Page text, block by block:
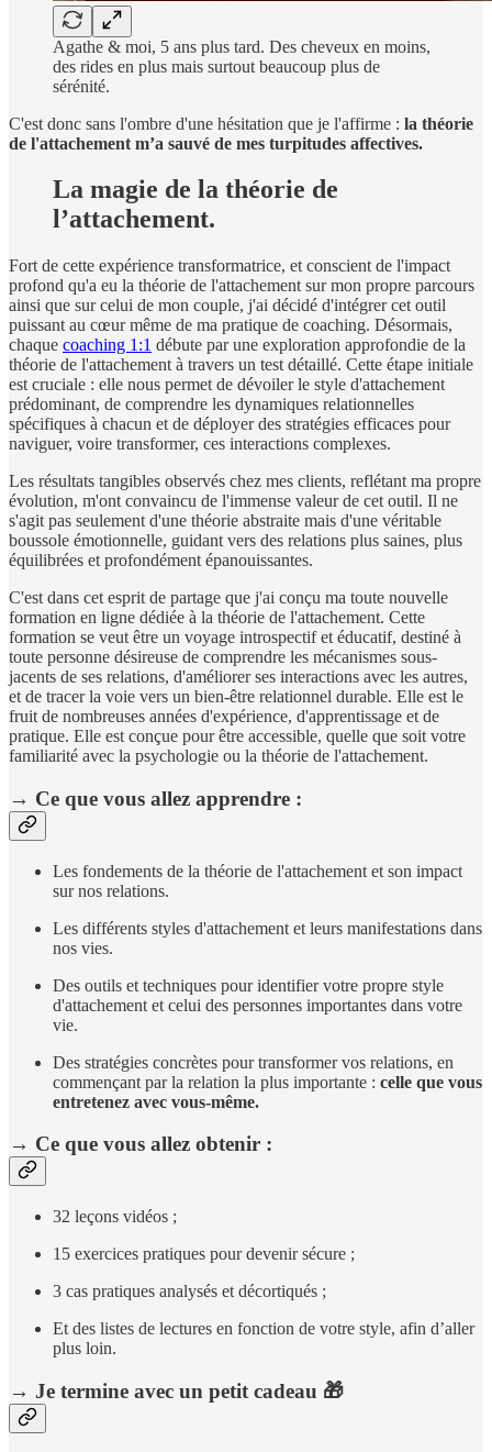
Agathe & moi, 5 ans plus tard. Des cheveux en moins,
des rides en plus mais surtout beaucoup plus de
sérénité.
C'est donc sans l'ombre d'une hésitation que je l'affirme : la théorie
de l'attachement m’a sauvé de mes turpitudes affectives.
La magie de la théorie de
l’attachement.
Fort de cette expérience transformatrice, et conscient de l'impact
profond qu'a eu la théorie de l'attachement sur mon propre parcours
ainsi que sur celui de mon couple, j'ai décidé d'intégrer cet outil
puissant au cœur même de ma pratique de coaching. Désormais,
chaque coaching 1:1 débute par une exploration approfondie de la
théorie de l'attachement à travers un test détaillé. Cette étape initiale
est cruciale : elle nous permet de dévoiler le style d'attachement
prédominant, de comprendre les dynamiques relationnelles
spécifiques à chacun et de déployer des stratégies efficaces pour
naviguer, voire transformer, ces interactions complexes.
Les résultats tangibles observés chez mes clients, reflétant ma propre
évolution, m'ont convaincu de l'immense valeur de cet outil. Il ne
s'agit pas seulement d'une théorie abstraite mais d'une véritable
boussole émotionnelle, guidant vers des relations plus saines, plus
équilibrées et profondément épanouissantes.
C'est dans cet esprit de partage que j'ai conçu ma toute nouvelle
formation en ligne dédiée à la théorie de l'attachement. Cette
formation se veut être un voyage introspectif et éducatif, destiné à
toute personne désireuse de comprendre les mécanismes sous-
jacents de ses relations, d'améliorer ses interactions avec les autres,
et de tracer la voie vers un bien-être relationnel durable. Elle est le
fruit de nombreuses années d'expérience, d'apprentissage et de
pratique. Elle est conçue pour être accessible, quelle que soit votre
familiarité avec la psychologie ou la théorie de l'attachement.
→ Ce que vous allez apprendre :
Les fondements de la théorie de l'attachement et son impact
sur nos relations.
Les différents styles d'attachement et leurs manifestations dans
nos vies.
Des outils et techniques pour identifier votre propre style
d'attachement et celui des personnes importantes dans votre
vie.
Des stratégies concrètes pour transformer vos relations, en
commençant par la relation la plus importante : celle que vous
entretenez avec vous-même.
→ Ce que vous allez obtenir :
32 leçons vidéos ;
15 exercices pratiques pour devenir sécure ;
3 cas pratiques analysés et décortiqués ;
Et des listes de lectures en fonction de votre style, afin d’aller
plus loin.
→ Je termine avec un petit cadeau 🎁